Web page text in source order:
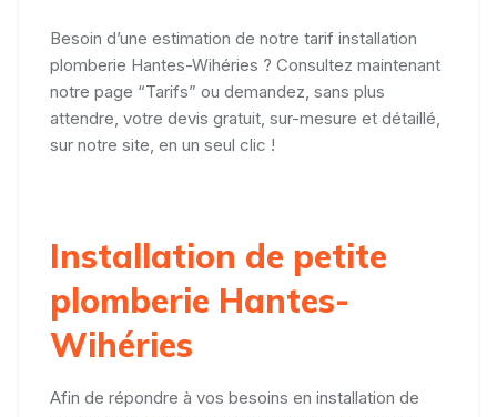
Besoin d’une estimation de notre tarif installation
plomberie Hantes-Wihéries ? Consultez maintenant
notre page “Tarifs” ou demandez, sans plus
attendre, votre devis gratuit, sur-mesure et détaillé,
sur notre site, en un seul clic !
Installation de petite
plomberie Hantes-
Wihéries
Afin de répondre à vos besoins en installation de